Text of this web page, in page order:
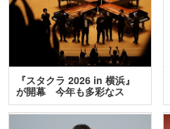
『スタクラ 2026 in 横浜』
が開幕 今年も多彩なス
テ…